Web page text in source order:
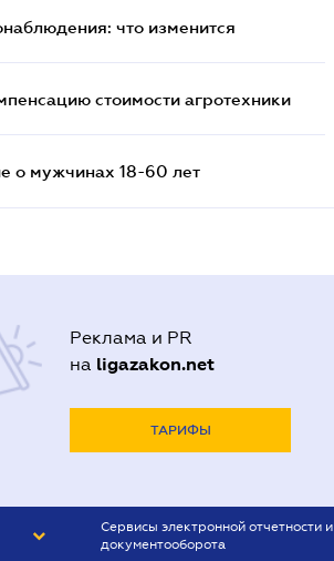
что изменится
стоимости агротехники
о мужчинах 18-60 лет
Реклама и PR
на ligazakon.net
ТАРИФЫ
Сервисы электронной отчетности и
документооборота